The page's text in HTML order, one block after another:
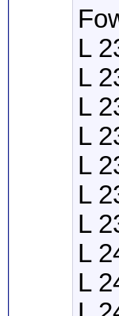
L
L
L
L
L
L
L
L
L